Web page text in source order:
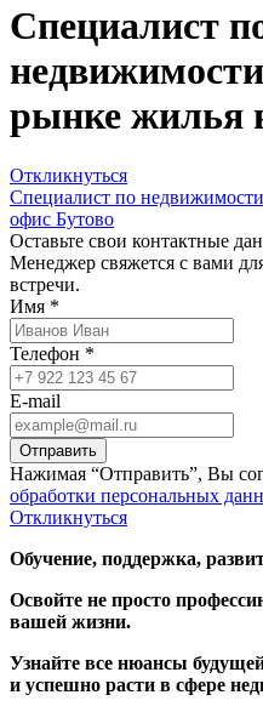
Специалист
рынке жилья
Откликнуться
Специалист по
офис Бутово
Оставьте свои контактные
Менеджер свяжется с вами
встречи.
Имя *
Телефон *
E-mail
Отправить
Нажимая “Отправить”, Вы
обработки персональных
Откликнуться
Обучение, поддержка,
Освойте не просто
вашей жизни.
Узнайте все нюансы
и успешно расти в сфере